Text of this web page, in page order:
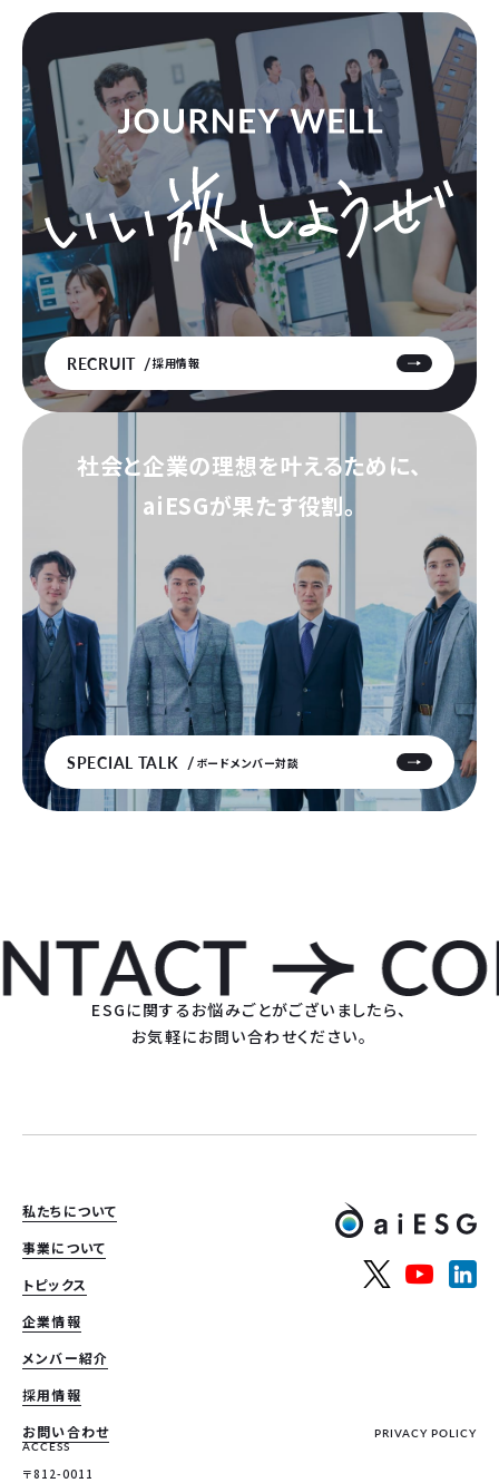
RECRUIT 採用情報
社会と企業の理想を叶えるために、
aiESGが果たす役割。
SPECIAL TALK ボードメンバー対談
ESGに関するお悩みごとがございましたら、
お気軽にお問い合わせください。
私たちについて
事業について
トピックス
企業情報
メンバー紹介
採用情報
お問い合わせ
PRIVACY POLICY
ACCESS
〒812-0011